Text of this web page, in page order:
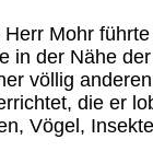
Mohr
in der Nähe
völlig
die er
Vögel,